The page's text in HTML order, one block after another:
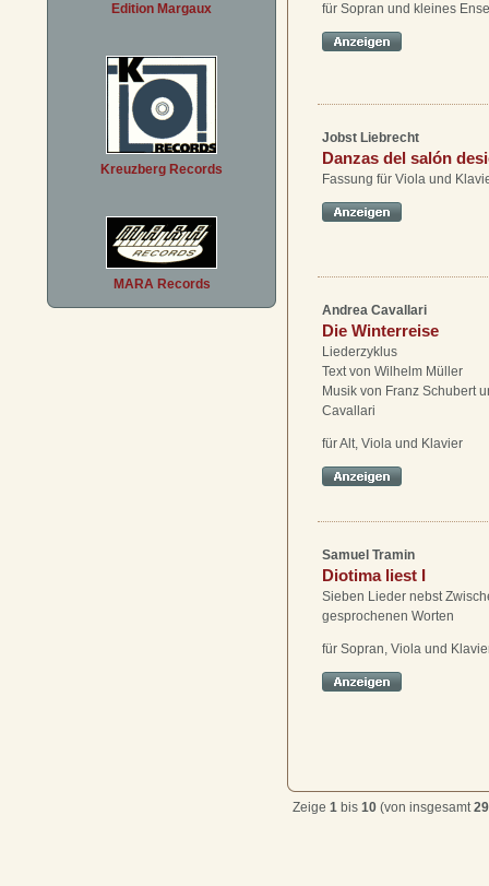
Edition Margaux
Kreuzberg Records
MARA Records
für Sopran und kleines
Jobst Liebrecht
Danzas del salón
Fassung für Viola und
Andrea Cavallari
Die Winterreise
Liederzyklus
Text von Wilhelm Müller
Musik von Franz Schubert
Cavallari
für Alt, Viola und Klavier
Samuel Tramin
Diotima liest I
Sieben Lieder nebst
gesprochenen Worten
für Sopran, Viola und
Zeige 1 bis 10 (von insgesamt29